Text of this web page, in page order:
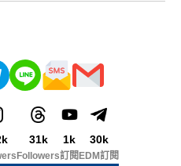
31k
Followers
1k
訂閱
30k
EDM訂閱